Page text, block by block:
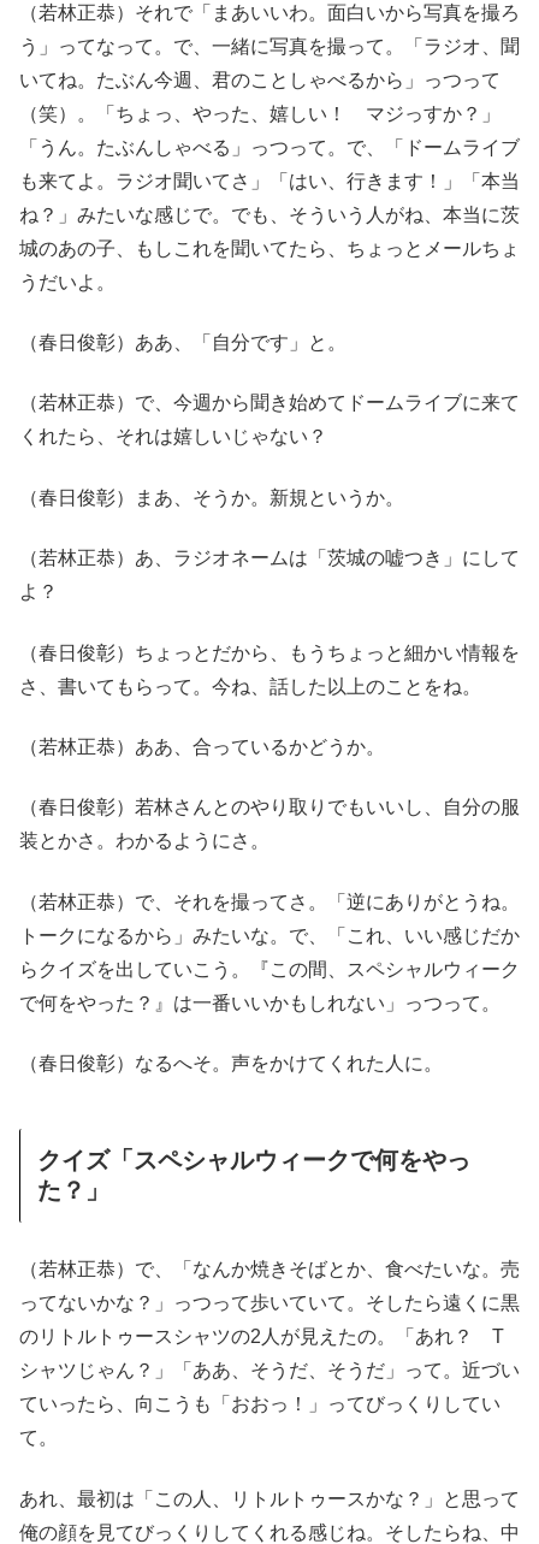
（若林正恭）それで「まあいいわ。面白いから写真を撮ろ
う」ってなって。で、一緒に写真を撮って。「ラジオ、聞
いてね。たぶん今週、君のことしゃべるから」っつって
（笑）。「ちょっ、やった、嬉しい！ マジっすか？」
「うん。たぶんしゃべる」っつって。で、「ドームライブ
も来てよ。ラジオ聞いてさ」「はい、行きます！」「本当
ね？」みたいな感じで。でも、そういう人がね、本当に茨
城のあの子、もしこれを聞いてたら、ちょっとメールちょ
うだいよ。
（春日俊彰）ああ、「自分です」と。
（若林正恭）で、今週から聞き始めてドームライブに来て
くれたら、それは嬉しいじゃない？
（春日俊彰）まあ、そうか。新規というか。
（若林正恭）あ、ラジオネームは「茨城の嘘つき」にして
よ？
（春日俊彰）ちょっとだから、もうちょっと細かい情報を
さ、書いてもらって。今ね、話した以上のことをね。
（若林正恭）ああ、合っているかどうか。
（春日俊彰）若林さんとのやり取りでもいいし、自分の服
装とかさ。わかるようにさ。
（若林正恭）で、それを撮ってさ。「逆にありがとうね。
トークになるから」みたいな。で、「これ、いい感じだか
らクイズを出していこう。『この間、スペシャルウィーク
で何をやった？』は一番いいかもしれない」っつって。
（春日俊彰）なるへそ。声をかけてくれた人に。
クイズ「スペシャルウィークで何をやっ
た？」
（若林正恭）で、「なんか焼きそばとか、食べたいな。売
ってないかな？」っつって歩いていて。そしたら遠くに黒
のリトルトゥースシャツの2人が見えたの。「あれ？ T
シャツじゃん？」「ああ、そうだ、そうだ」って。近づい
ていったら、向こうも「おおっ！」ってびっくりしてい
て。
あれ、最初は「この人、リトルトゥースかな？」と思って
俺の顔を見てびっくりしてくれる感じね。そしたらね、中